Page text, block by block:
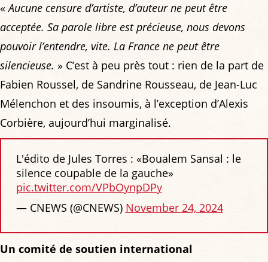
«Aucune censure d’artiste, d’auteur ne peut être
acceptée. Sa parole libre est précieuse, nous devons
pouvoir l’entendre, vite. La France ne peut être
silencieuse. » C’est à peu près tout : rien de la part de
Fabien Roussel, de Sandrine Rousseau, de Jean-Luc
Mélenchon et des insoumis, à l’exception d’Alexis
Corbière, aujourd’hui marginalisé.
L'édito de Jules Torres : «Boualem Sansal : le
silence coupable de la gauche»
pic.twitter.com/VPbOynpDPy
— CNEWS (@CNEWS) November 24, 2024
Un comité de soutien international